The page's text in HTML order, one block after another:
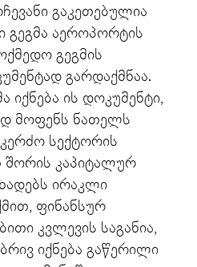
გაკეთებულია
გეგმა აეროპორტის
გეგმის
გარდაქმნაა.
იქნება ის დოკუმენტი,
მოფენს ნათელს
სექტორის
კაპიტალურ
ირაკლი
ფინანსურ
კვლევის საგანია,
იქნება გაწერილი